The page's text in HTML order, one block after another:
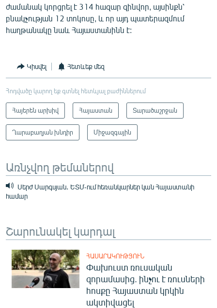
ժամանակ կորցրել է 314 հազար զինվոր, այսինքն՝
բնակչության 12 տոկոսը, և որ այդ պատերազմում
հաղթանակը նաև Հայաստանինն է:
Կիսվել Հետևեք մեզ
Հոդվածը կարող եք գտնել հետևյալ բաժիններում
Հայերեն արխիվ Հայաստան Տարածաշրջան
Ղարաբաղյան խնդիր Միջազգային
Առնչվող թեմաներով
Սերժ Սարգսյան․ ԵՏՄ-ում հեռանկարներ կան Հայաստանի
համար
Շարունակել կարդալ
ՀԱՍԱՐԱԿՈՒԹՅՈՒՆ
Փախուստ ռուսական
զորամասից. ինչու է ռուսների
հոսքը Հայաստան կրկին
ակտիվացել